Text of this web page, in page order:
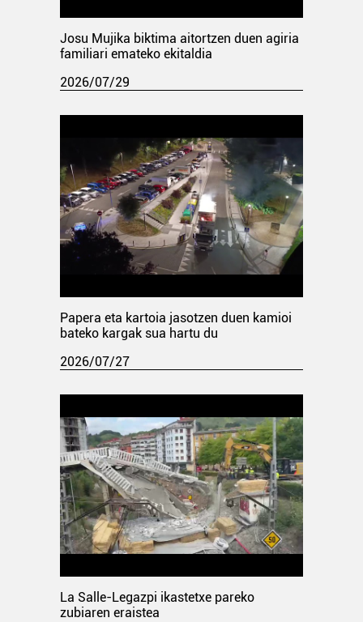
Josu Mujika biktima aitortzen duen agiria
familiari emateko ekitaldia
2026/07/29
Papera eta kartoia jasotzen duen kamioi
bateko kargak sua hartu du
2026/07/27
La Salle-Legazpi ikastetxe pareko
zubiaren eraistea